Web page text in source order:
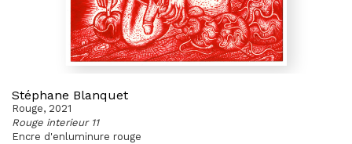
Stéphane Blanquet
Rouge, 2021
Rouge interieur 11
Encre d'enluminure rouge